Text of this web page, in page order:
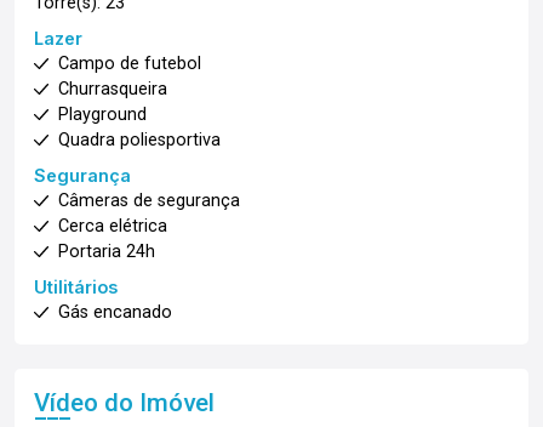
Lazer
Campo de futebol
Churrasqueira
Playground
Quadra poliesportiva
Segurança
Câmeras de segurança
Cerca elétrica
Portaria 24h
Utilitários
Gás encanado
Vídeo do Imóvel